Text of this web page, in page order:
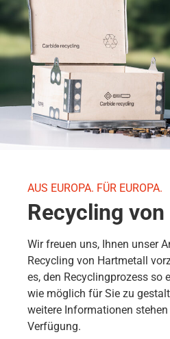
AUS EUROPA. FÜR EUROPA.
Recycling
Wir freuen uns, Ihnen unser
Recycling von Hartmetall
es, den Recyclingprozess so
wie möglich für Sie zu
weitere Informationen
Verfügung.